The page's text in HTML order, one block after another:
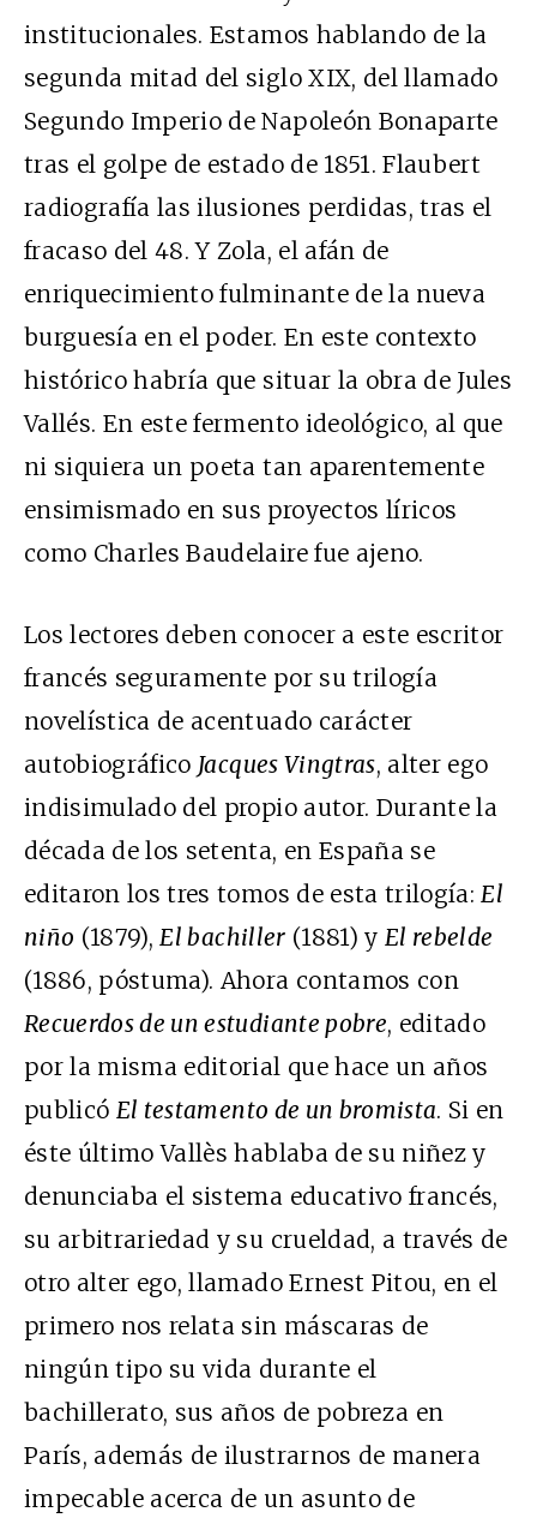
institucionales. Estamos hablando de la
segunda mitad del siglo XIX, del llamado
Segundo Imperio de Napoleón Bonaparte
tras el golpe de estado de 1851. Flaubert
radiografía las ilusiones perdidas, tras el
fracaso del 48. Y Zola, el afán de
enriquecimiento fulminante de la nueva
burguesía en el poder. En este contexto
histórico habría que situar la obra de Jules
Vallés. En este fermento ideológico, al que
ni siquiera un poeta tan aparentemente
ensimismado en sus proyectos líricos
como Charles Baudelaire fue ajeno.
Los lectores deben conocer a este escritor
francés seguramente por su trilogía
novelística de acentuado carácter
autobiográfico Jacques Vingtras, alter ego
indisimulado del propio autor. Durante la
década de los setenta, en España se
editaron los tres tomos de esta trilogía:El
niño (1879),El bachiller (1881) y El rebelde
(1886, póstuma). Ahora contamos con
Recuerdos de un estudiante pobre, editado
por la misma editorial que hace un años
publicó El testamento de un bromista. Si en
éste último Vallès hablaba de su niñez y
denunciaba el sistema educativo francés,
su arbitrariedad y su crueldad, a través de
otro alter ego, llamado Ernest Pitou, en el
primero nos relata sin máscaras de
ningún tipo su vida durante el
bachillerato, sus años de pobreza en
París, además de ilustrarnos de manera
impecable acerca de un asunto de